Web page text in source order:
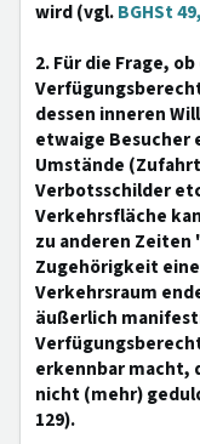
wird (vgl.BGHSt
2. Für die Frage,
dessen inneren
etwaige Besucher
Umstände
Verbotsschilder
Verkehrsfläche
zu anderen
Zugehörigkeit
Verkehrsraum
äußerlich
erkennbar macht,
nicht (mehr)
129).